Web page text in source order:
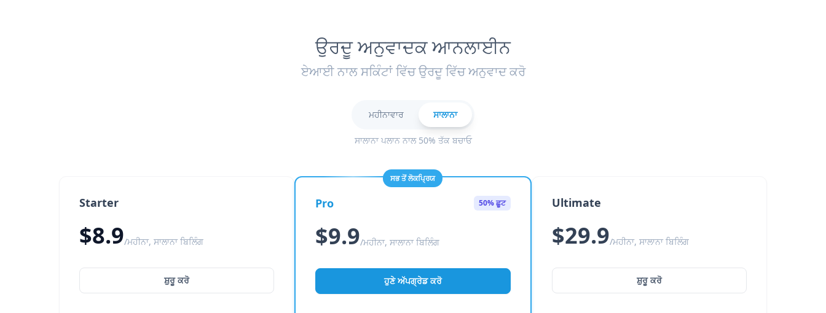
ਉਰਦੂ ਅਨੁਵਾਦਕ ਆਨਲਾਈਨ
ਏਆਈ ਨਾਲ ਸਕਿੰਟਾਂ ਵਿੱਚ ਉਰਦੂ ਵਿੱਚ ਅਨੁਵਾਦ ਕਰੋ
ਮਹੀਨਾਵਾਰ ਸਾਲਾਨਾ
ਸਾਲਾਨਾ ਪਲਾਨ ਨਾਲ 50% ਤੱਕ ਬਚਾਓ
Starter
$8.9/ਮਹੀਨਾ, ਸਾਲਾਨਾ ਬਿਲਿੰਗ
ਸ਼ੁਰੂ ਕਰੋ
ਸਭ ਤੋਂ ਲੋਕਪ੍ਰਿਯ
Pro 50% ਛੂਟ
$9.9/ਮਹੀਨਾ, ਸਾਲਾਨਾ ਬਿਲਿੰਗ
ਹੁਣੇ ਅੱਪਗ੍ਰੇਡ ਕਰੋ
Ultimate
$29.9/ਮਹੀਨਾ, ਸਾਲਾਨਾ ਬਿਲਿੰਗ
ਸ਼ੁਰੂ ਕਰੋ